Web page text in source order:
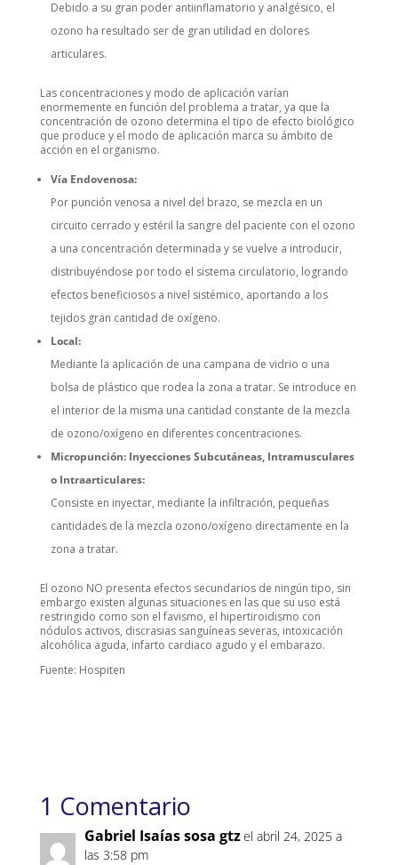
Debido a su gran poder antiinflamatorio y analgésico, el
ozono ha resultado ser de gran utilidad en dolores
articulares.
Las concentraciones y modo de aplicación varían
enormemente en función del problema a tratar, ya que la
concentración de ozono determina el tipo de efecto biológico
que produce y el modo de aplicación marca su ámbito de
acción en el organismo.
Vía Endovenosa:
Por punción venosa a nivel del brazo, se mezcla en un
circuito cerrado y estéril la sangre del paciente con el ozono
a una concentración determinada y se vuelve a introducir,
distribuyéndose por todo el sistema circulatorio, logrando
efectos beneficiosos a nivel sistémico, aportando a los
tejidos gran cantidad de oxígeno.
Local:
Mediante la aplicación de una campana de vidrio o una
bolsa de plástico que rodea la zona a tratar. Se introduce en
el interior de la misma una cantidad constante de la mezcla
de ozono/oxígeno en diferentes concentraciones.
Micropunción: Inyecciones Subcutáneas, Intramusculares
o Intraarticulares:
Consiste en inyectar, mediante la infiltración, pequeñas
cantidades de la mezcla ozono/oxígeno directamente en la
zona a tratar.
El ozono NO presenta efectos secundarios de ningún tipo, sin
embargo existen algunas situaciones en las que su uso está
restringido como son el favismo, el hipertiroidismo con
nódulos activos, discrasias sanguíneas severas, intoxicación
alcohólica aguda, infarto cardiaco agudo y el embarazo.
Fuente: Hospiten
1 Comentario
Gabriel Isaías sosa gtzel abril 24, 2025 a
las 3:58 pm